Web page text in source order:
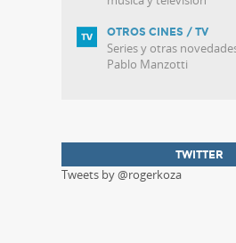
OTROS CINES / TV
Series y otras
Pablo Manzotti
TWITTER
Tweets by @rogerkoza